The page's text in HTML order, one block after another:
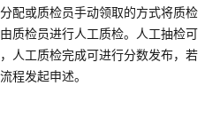
配或质检员手动领取的方式将质检
质检员进行人工质检。人工抽检可
人工质检完成可进行分数发布，若
程发起申述。